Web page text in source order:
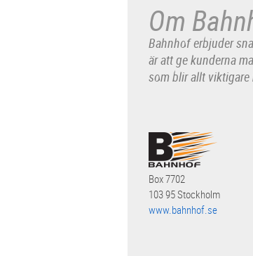
Om
Bahnhof erbjuder
är att ge kunderna
som blir allt viktigare
Box 7702
103 95 Stockholm
www.bahnhof.se